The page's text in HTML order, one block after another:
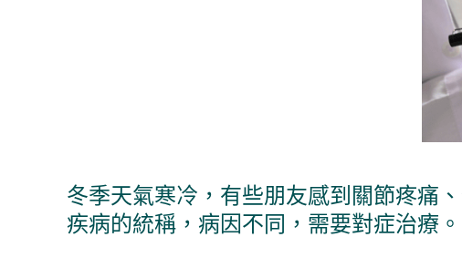
冬季天氣寒冷，有些朋友感到關節疼痛
疾病的統稱，病因不同，需要對症治療。